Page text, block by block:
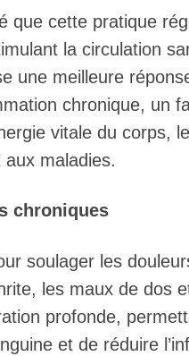
que cette pratique
la circulation
une meilleure
chronique, un
vitale du corps,
maladies.
chroniques
soulager les
les maux de dos
profonde,
et de réduire